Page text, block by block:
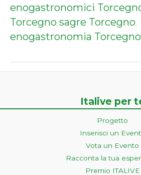
enogastronomici
Torcegno, sagre Torcegno,
enogastronomia Torcegno
Italive per
Progetto
Inserisci un
Vota un Evento
Racconta la tua
Premio ITALIVE